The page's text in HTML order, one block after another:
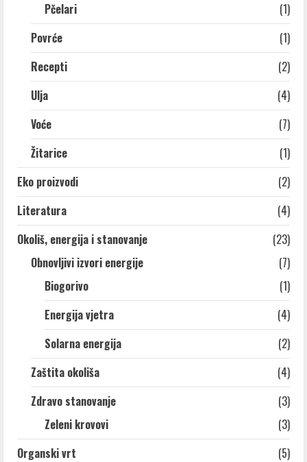
Pčelari
(1)
Povrće
(1)
Recepti
(2)
Ulja
(4)
Voće
(7)
Žitarice
(1)
Eko proizvodi
(2)
Literatura
(4)
Okoliš, energija i stanovanje
(23)
Obnovljivi izvori energije
(7)
Biogorivo
(1)
Energija vjetra
(4)
Solarna energija
(2)
Zaštita okoliša
(4)
Zdravo stanovanje
(3)
Zeleni krovovi
(3)
Organski vrt
(5)